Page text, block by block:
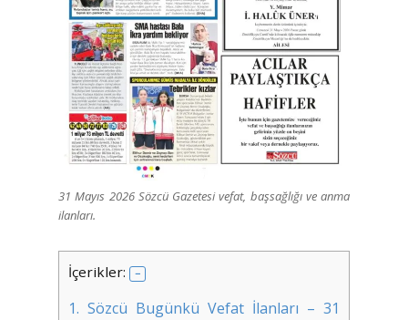
31 Mayıs 2026 Sözcü Gazetesi vefat, başsağlığı ve anma
ilanları.
İçerikler:
1. Sözcü Bugünkü Vefat İlanları – 31